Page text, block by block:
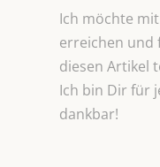
Ich möchte
erreichen und
diesen Artikel
Ich bin Dir für
dankbar!